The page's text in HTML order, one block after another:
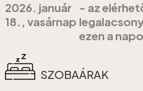
2026. január
18., vasárnap
- az
ezen a
SZOBAÁRAK